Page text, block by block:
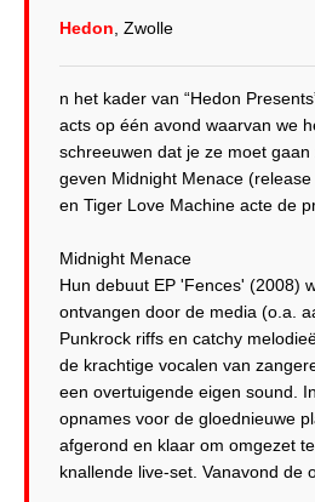
Hedon , Zwolle
n het kader van “Hedon
acts op één avond waarvan we
schreeuwen dat je ze moet gaan
geven Midnight Menace
en Tiger Love Machine acte de
Midnight Menace
Hun debuut EP 'Fences' (2008)
ontvangen door de media (o.a.
Punkrock riffs en catchy
de krachtige vocalen van
een overtuigende eigen sound.
opnames voor de gloednieuwe
afgerond en klaar om omgezet
knallende live-set. Vanavond de